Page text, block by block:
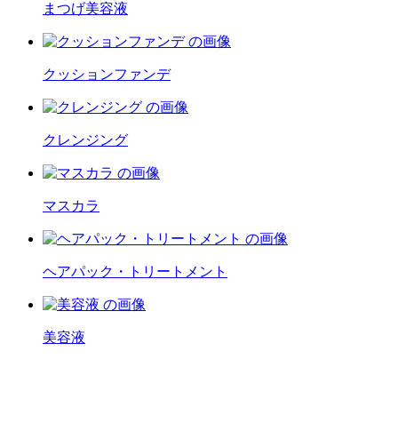
まつげ美容液
クッションファンデ
クレンジング
マスカラ
ヘアパック・トリートメント
美容液